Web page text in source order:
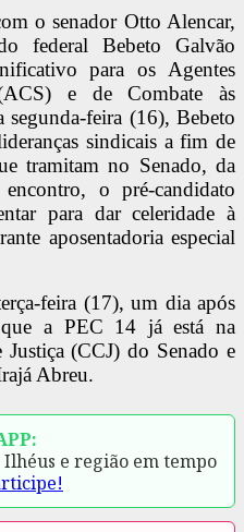
o senador Otto Alencar,
federal Bebeto Galvão
para os Agentes
e de Combate às
feira (16), Bebeto
sindicais a fim de
tramitam no Senado, da
o pré-candidato
para dar celeridade à
aposentadoria especial
feira (17), um dia após
a PEC 14 já está na
(CCJ) do Senado e
Abreu.
Ilhéus e região em tempo